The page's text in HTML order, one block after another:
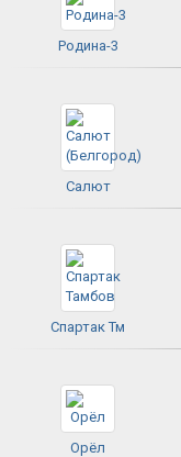
Родина-3
Салют
Спартак Тм
Орёл